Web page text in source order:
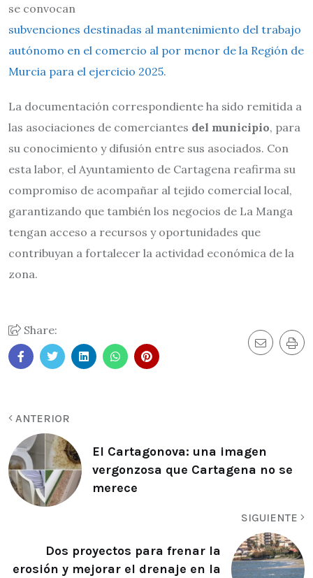
se convocan
subvenciones destinadas al mantenimiento del trabajo
autónomo en el comercio al por menor de la Región de
Murcia para el ejercicio 2025.
La documentación correspondiente ha sido remitida a
las asociaciones de comerciantes del municipio, para
su conocimiento y difusión entre sus asociados. Con
esta labor, el Ayuntamiento de Cartagena reafirma su
compromiso de acompañar al tejido comercial local,
garantizando que también los negocios de La Manga
tengan acceso a recursos y oportunidades que
contribuyan a fortalecer la actividad económica de la
zona.
Share:
ANTERIOR
El Cartagonova: una imagen
vergonzosa que Cartagena no se
merece
SIGUIENTE
Dos proyectos para frenar la
erosión y mejorar el drenaje en la